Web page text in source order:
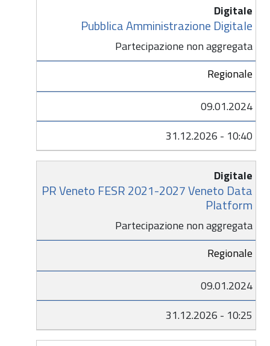
Digitale
Pubblica Amministrazione Digitale
Partecipazione non aggregata
Regionale
09.01.2024
31.12.2026 - 10:40
Digitale
PR Veneto FESR 2021-2027 Veneto Data
Platform
Partecipazione non aggregata
Regionale
09.01.2024
31.12.2026 - 10:25